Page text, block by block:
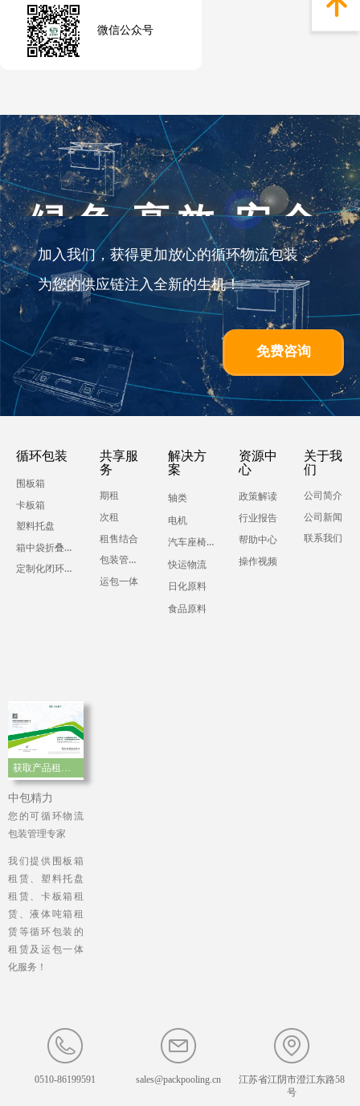
微信公众号
绿色 高效 安全
加入我们，获得更加放心的循环物流包装，
为您的供应链注入全新的生机！
免费咨询
循环包装
围板箱
卡板箱
塑料托盘
箱中袋折叠液体吨箱
定制化闭环运输包装
共享服
务
期租
次租
租售结合
包装管理服务
运包一体
解决方
案
轴类
电机
汽车座椅零部件
快运物流
日化原料
食品原料
资源中
心
政策解读
行业报告
帮助中心
操作视频
获取产品租赁手册
中包精力
您的可循环物流
包装管理专家
我们提供围板箱
租赁、塑料托盘
租赁、卡板箱租
赁、液体吨箱租
赁等循环包装的
租赁及运包一体
化服务！
关于我
们
公司简介
公司新闻
联系我们
0510-86199591 sales@packpooling.cn
江苏省江阴市澄江东路58
号
녕